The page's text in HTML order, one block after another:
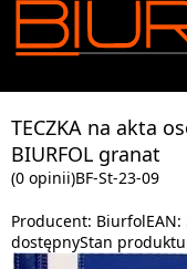
TECZKA na akta
BIURFOL granat
(0 opinii)BF-St-23-09
Producent: BiurfolEAN:
dostępnyStan